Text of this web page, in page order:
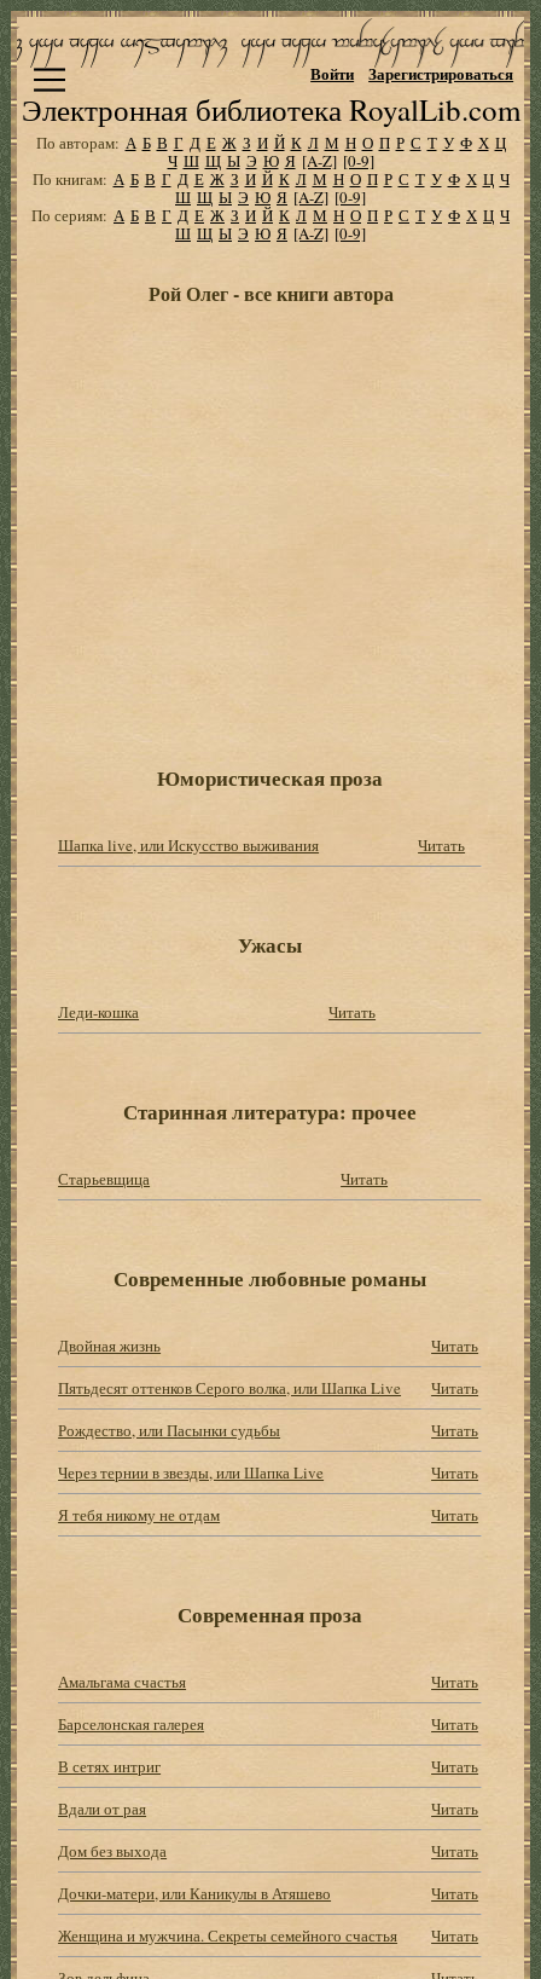
Электронная библиотека RoyalLib.com
Войти Зарегистрироваться
По авторам: А Б В Г Д Е Ж З И Й К Л М Н О П Р С Т У Ф Х Ц
Ч Ш Щ Ы Э Ю Я [A-Z] [0-9]
По книгам: А Б В Г Д Е Ж З И Й К Л М Н О П Р С Т У Ф Х Ц Ч
Ш Щ Ы Э Ю Я [A-Z] [0-9]
По сериям: А Б В Г Д Е Ж З И Й К Л М Н О П Р С Т У Ф Х Ц Ч
Ш Щ Ы Э Ю Я [A-Z] [0-9]
Рой Олег - все книги автора
Юмористическая проза
Шапка live, или Искусство выживания Читать
Ужасы
Леди-кошка Читать
Старинная литература: прочее
Старьевщица Читать
Современные любовные романы
Двойная жизнь
Читать
Пятьдесят оттенков Серого волка, или Шапка Live
Читать
Рождество, или Пасынки судьбы
Читать
Через тернии в звезды, или Шапка Live
Читать
Я тебя никому не отдам
Читать
Современная проза
Амальгама счастья
Читать
Барселонская галерея
Читать
В сетях интриг
Читать
Вдали от рая
Читать
Дом без выхода
Читать
Дочки-матери, или Каникулы в Атяшево
Читать
Женщина и мужчина. Секреты семейного счастья
Читать